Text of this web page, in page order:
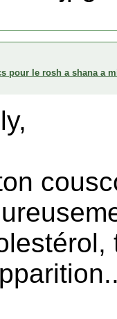
pour le rosh a shana a